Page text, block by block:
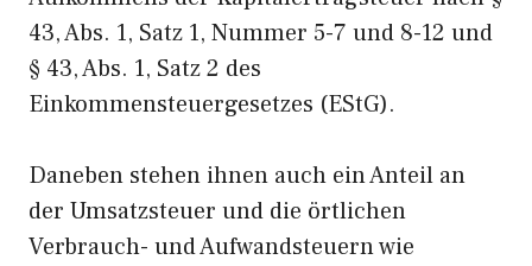
43, Abs. 1, Satz 1, Nummer 5-7 und 8-12 und
§ 43, Abs. 1, Satz 2 des
Einkommensteuergesetzes (EStG).
Daneben stehen ihnen auch ein Anteil an
der Umsatzsteuer und die örtlichen
Verbrauch- und Aufwandsteuern wie